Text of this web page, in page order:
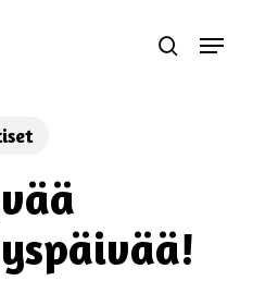
search
Menu